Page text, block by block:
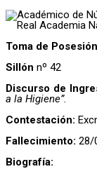
Académico de
Real Academia
Toma de
Sillón nº 42
Discurso de
a la Higiene”.
Contestación:
Fallecimiento: 28/
Biografía: